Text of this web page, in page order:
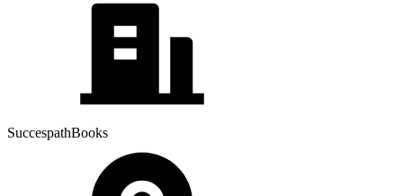
SuccespathBooks